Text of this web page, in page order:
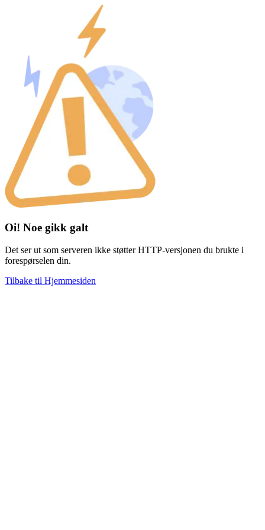
Oi! Noe gikk galt
Det ser ut som serveren ikke støtter HTTP-versjonen du brukte i
forespørselen din.
Tilbake til Hjemmesiden